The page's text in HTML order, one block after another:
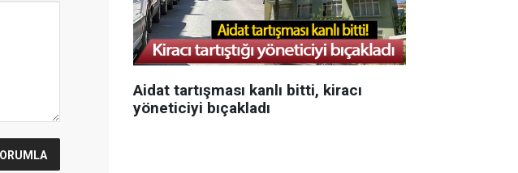
Aidat tartışması kanlı bitti, kiracı
yöneticiyi bıçakladı